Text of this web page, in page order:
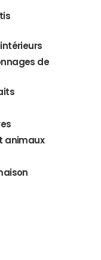
de
animaux